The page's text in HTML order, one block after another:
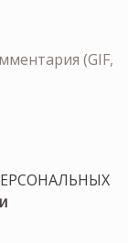
(GIF,